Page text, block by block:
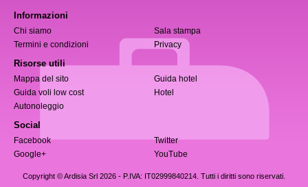
Informazioni
Chi siamo
Sala stampa
Termini e condizioni
Privacy
Risorse utili
Mappa del sito
Guida hotel
Guida voli low cost
Hotel
Autonoleggio
Social
Facebook
Twitter
Google+
YouTube
Copyright © Ardisia Srl 2026 - P.IVA: IT02999840214. Tutti i diritti sono riservati.